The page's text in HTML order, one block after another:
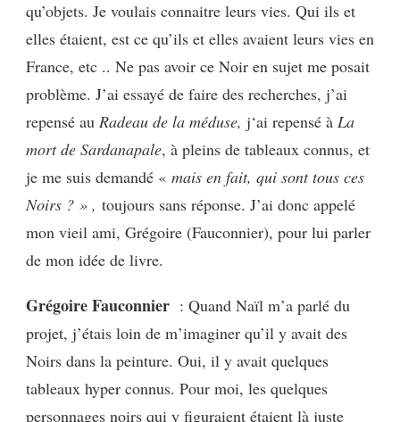
qu’objets. Je voulais connaitre leurs vies. Qui ils et
elles étaient, est ce qu’ils et elles avaient leurs vies en
France, etc .. Ne pas avoir ce Noir en sujet me posait
problème. J’ai essayé de faire des recherches, j’ai
repensé au Radeau de la méduse, j‘ai repensé à La
mort de Sardanapale, à pleins de tableaux connus, et
je me suis demandé « mais en fait, qui sont tous ces
Noirs ? » , toujours sans réponse. J’ai donc appelé
mon vieil ami, Grégoire (Fauconnier), pour lui parler
de mon idée de livre.
Grégoire Fauconnier : Quand Naïl m’a parlé du
projet, j’étais loin de m’imaginer qu’il y avait des
Noirs dans la peinture. Oui, il y avait quelques
tableaux hyper connus. Pour moi, les quelques
personnages noirs qui y figuraient étaient là juste